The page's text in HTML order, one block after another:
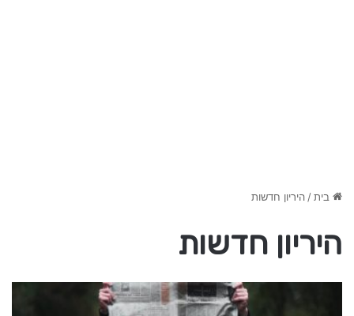
בית/היריון חדשות
היריון חדשות